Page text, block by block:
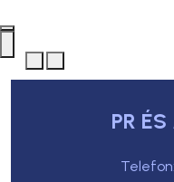
PR
Telefon: